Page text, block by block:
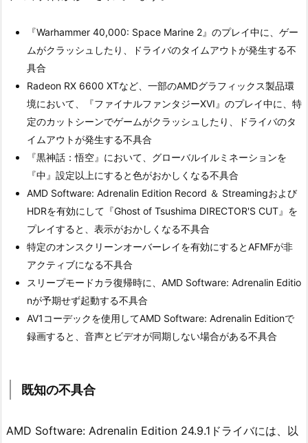
『Warhammer 40,000: Space Marine 2』のプレイ中に、ゲー
ムがクラッシュしたり、ドライバのタイムアウトが発生する不
具合
Radeon RX 6600 XTなど、一部のAMDグラフィックス製品環
境において、『ファイナルファンタジーXVI』のプレイ中に、特
定のカットシーンでゲームがクラッシュしたり、ドライバのタ
イムアウトが発生する不具合
『黒神話：悟空』において、グローバルイルミネーションを
『中』設定以上にすると色がおかしくなる不具合
AMD Software: Adrenalin Edition Record ＆ Streamingおよび
HDRを有効にして『Ghost of Tsushima DIRECTOR'S CUT』を
プレイすると、表示がおかしくなる不具合
特定のオンスクリーンオーバーレイを有効にするとAFMFが非
アクティブになる不具合
スリープモードカラ復帰時に、AMD Software: Adrenalin Editio
nが予期せず起動する不具合
AV1コーデックを使用してAMD Software: Adrenalin Editionで
録画すると、音声とビデオが同期しない場合がある不具合
既知の不具合
AMD Software: Adrenalin Edition 24.9.1ドライバには、以